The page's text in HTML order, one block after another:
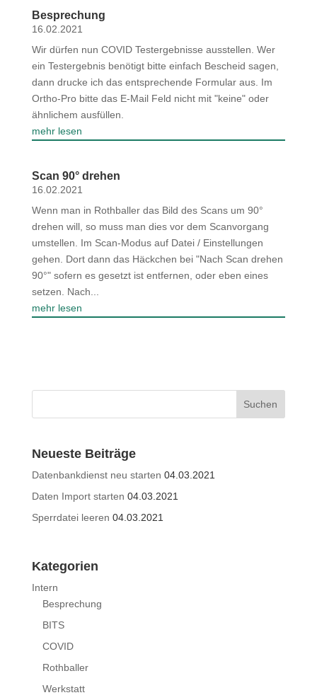
Besprechung
16.02.2021
Wir dürfen nun COVID Testergebnisse ausstellen. Wer
ein Testergebnis benötigt bitte einfach Bescheid sagen,
dann drucke ich das entsprechende Formular aus. Im
Ortho-Pro bitte das E-Mail Feld nicht mit "keine" oder
ähnlichem ausfüllen.
mehr lesen
Scan 90° drehen
16.02.2021
Wenn man in Rothballer das Bild des Scans um 90°
drehen will, so muss man dies vor dem Scanvorgang
umstellen. Im Scan-Modus auf Datei / Einstellungen
gehen. Dort dann das Häckchen bei "Nach Scan drehen
90°" sofern es gesetzt ist entfernen, oder eben eines
setzen. Nach...
mehr lesen
Neueste Beiträge
Datenbankdienst neu starten 04.03.2021
Daten Import starten 04.03.2021
Sperrdatei leeren 04.03.2021
Kategorien
Intern
Besprechung
BITS
COVID
Rothballer
Werkstatt